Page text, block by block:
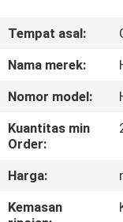
VIDEO
KAMI
PABRIK
Tempat asal:
Nama merek:
Nomor model:
Kuantitas min
Order:
Harga:
Kemasan